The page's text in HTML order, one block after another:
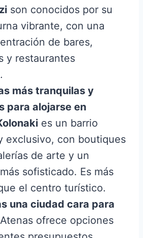
son conocidos por su
vibrante, con una
de bares,
y restaurantes
más tranquilas y
para alojarse en
es un barrio
exclusivo, con boutiques
de arte y un
sofisticado. Es más
el centro turístico.
una ciudad cara para
Atenas ofrece opciones